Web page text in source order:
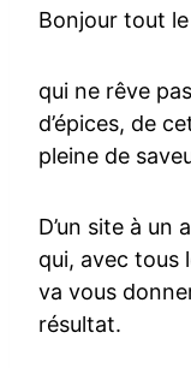
Bonjour tout
qui ne rêve
d’épices, de
pleine de
D’un site à un
qui, avec tous
va vous
résultat.